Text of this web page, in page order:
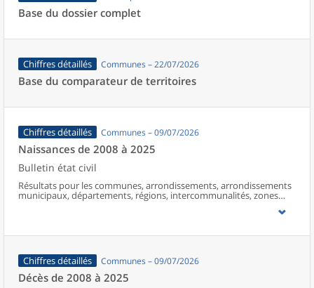
Base du dossier complet
Chiffres détaillés Communes – 22/07/2026
Base du comparateur de territoires
Chiffres détaillés Communes – 09/07/2026
Naissances de 2008 à 2025
Bulletin état civil
Résultats pour les communes, arrondissements, arrondissements
municipaux, départements, régions, intercommunalités, zones
d’emploi, bassins de vie, unités urbaines et aires d’attraction des
Chiffres détaillés Communes – 09/07/2026
Décès de 2008 à 2025